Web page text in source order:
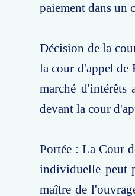
paiement dans un
Décision de la
la cour d'appel de
marché
devant la cour
Portée : La Cour
individuelle peut
maître de